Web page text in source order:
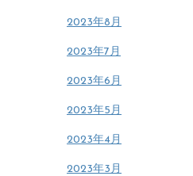
2023年8月
2023年7月
2023年6月
2023年5月
2023年4月
2023年3月